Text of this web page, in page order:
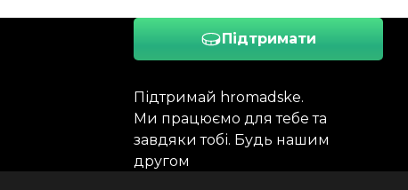
Підтримати
Підтримай hromadske.
Ми працюємо для тебе та
завдяки тобі. Будь нашим
другом